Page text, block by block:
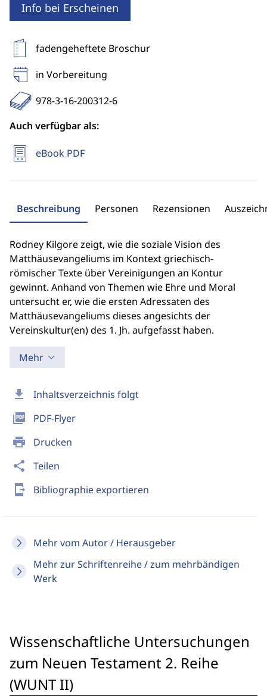
download Inhaltsverzeichnis folgt
picture_as_pdf PDF-Flyer
print Drucken
share Teilen
send_to_mobile Bibliographie exportieren
Mehr vom Autor / Herausgeber
Mehr zur Schriftenreihe / zum mehrbändigen
Werk
Info bei Erscheinen
fadengeheftete Broschur
in Vorbereitung
978-3-16-200312-6
Auch verfügbar als:
eBook PDF
Beschreibung Personen Rezensionen
Rodney Kilgore zeigt, wie die soziale Vision des
Matthäusevangeliums im Kontext griechisch-
römischer Texte über Vereinigungen an Kontur
gewinnt. Anhand von Themen wie Ehre und Moral
untersucht er, wie die ersten Adressaten des
Matthäusevangeliums dieses angesichts der
Vereinskultur(en) des 1. Jh. aufgefasst haben.
Mehr
Wissenschaftliche Untersuchungen
zum Neuen Testament 2. Reihe
(WUNT II)